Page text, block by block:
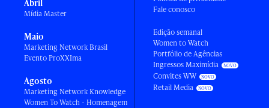
Abril
Mídia Master
Maio
Marketing Network Brasil
Evento ProXXIma
Agosto
Marketing Network Knowledge
Women To Watch - Homenagem
Fale conosco
Edição semanal
Women to Watch
Portfólio de Agências
Ingressos Maximídia
Convites WW
Retail Media